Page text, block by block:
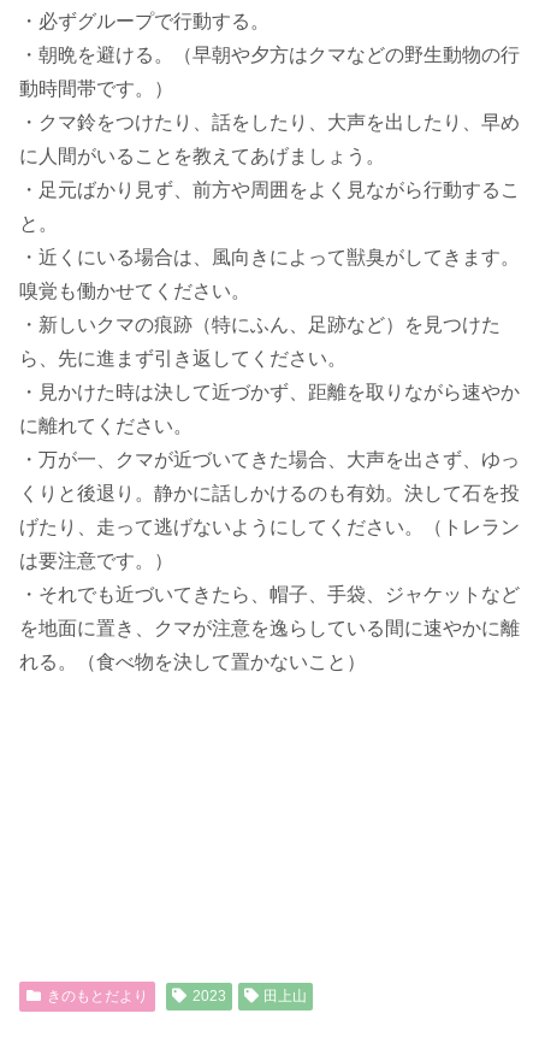
・必ずグループで行動する。
・朝晩を避ける。（早朝や夕方はクマなどの野生動物の行
動時間帯です。）
・クマ鈴をつけたり、話をしたり、大声を出したり、早め
に人間がいることを教えてあげましょう。
・足元ばかり見ず、前方や周囲をよく見ながら行動するこ
と。
・近くにいる場合は、風向きによって獣臭がしてきます。
嗅覚も働かせてください。
・新しいクマの痕跡（特にふん、足跡など）を見つけた
ら、先に進まず引き返してください。
・見かけた時は決して近づかず、距離を取りながら速やか
に離れてください。
・万が一、クマが近づいてきた場合、大声を出さず、ゆっ
くりと後退り。静かに話しかけるのも有効。決して石を投
げたり、走って逃げないようにしてください。（トレラン
は要注意です。）
・それでも近づいてきたら、帽子、手袋、ジャケットなど
を地面に置き、クマが注意を逸らしている間に速やかに離
れる。（食べ物を決して置かないこと）
きのもとだより 2023 田上山